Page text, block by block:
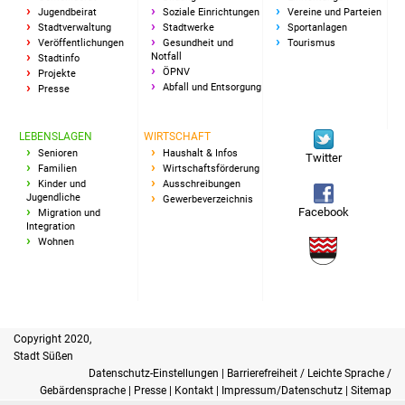
Europaweite
Ausschreibung
Gewerbe - Selbsteintrag
Jugendbeirat
Stadtverwaltung
Veröffentlichungen
Stadtinfo
Projekte
Presse
Soziale Einrichtungen
Stadtwerke
Gesundheit und
Notfall
ÖPNV
Abfall und Entsorgung
Vereine und Parteien
Sportanlagen
Tourismus
LEBENSLAGEN
Senioren
Familien
Kinder und
Jugendliche
Migration und
Integration
Wohnen
WIRTSCHAFT
Haushalt & Infos
Wirtschaftsförderung
Ausschreibungen
Gewerbeverzeichnis
Twitter
Facebook
Copyright 2020,
Stadt Süßen
Datenschutz-Einstellungen
Barrierefreiheit / Leichte Sprache /
Gebärdensprache
Presse Kontakt Impressum/Datenschutz Sitemap